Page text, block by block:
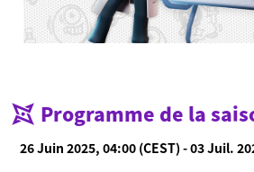
Saison en cours
Nouveautés
Programme de la
26 Juin 2025, 04:00 (CEST) - 03 Juil.